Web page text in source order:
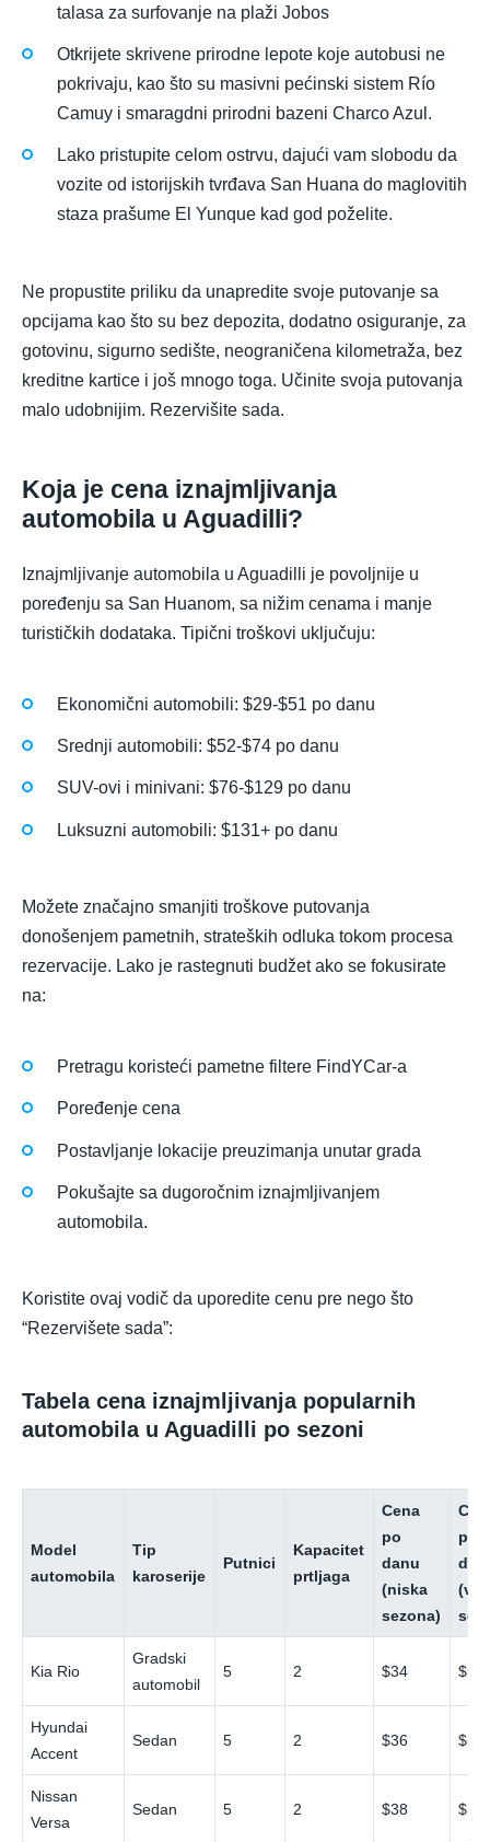
talasa za surfovanje na plaži Jobos
Otkrijete skrivene prirodne lepote koje autobusi ne
pokrivaju, kao što su masivni pećinski sistem Río
Camuy i smaragdni prirodni bazeni Charco Azul.
Lako pristupite celom ostrvu, dajući vam slobodu da
vozite od istorijskih tvrđava San Huana do maglovitih
staza prašume El Yunque kad god poželite.
Ne propustite priliku da unapredite svoje putovanje sa
opcijama kao što su bez depozita, dodatno osiguranje, za
gotovinu, sigurno sedište, neograničena kilometraža, bez
kreditne kartice i još mnogo toga. Učinite svoja putovanja
malo udobnijim. Rezervišite sada.
Koja je cena iznajmljivanja
automobila u Aguadilli?
Iznajmljivanje automobila u Aguadilli je povoljnije u
poređenju sa San Huanom, sa nižim cenama i manje
turističkih dodataka. Tipični troškovi uključuju:
Ekonomični automobili: $29-$51 po danu
Srednji automobili: $52-$74 po danu
SUV-ovi i minivani: $76-$129 po danu
Luksuzni automobili: $131+ po danu
Možete značajno smanjiti troškove putovanja
donošenjem pametnih, strateških odluka tokom procesa
rezervacije. Lako je rastegnuti budžet ako se fokusirate
na:
Pretragu koristeći pametne filtere FindYCar-a
Poređenje cena
Postavljanje lokacije preuzimanja unutar grada
Pokušajte sa dugoročnim iznajmljivanjem
automobila.
Koristite ovaj vodič da uporedite cenu pre nego što
“Rezervišete sada”:
Tabela cena iznajmljivanja popularnih
automobila u Aguadilli po sezoni
Model
automobila
Tip
karoserije
Putnici
Kapacitet
prtljaga
Cena
po
danu
(niska
sezona)
po
Kia Rio
Gradski
automobil
5 2 $34 $52
Hyundai
Accent
Sedan 5 2 $36 $55
Nissan
Versa
Sedan 5 2 $38 $58